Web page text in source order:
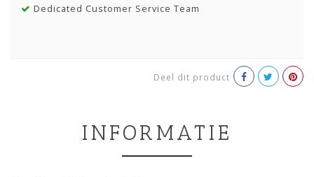
Dedicated Customer Service Team
Deel dit product
INFORMATIE